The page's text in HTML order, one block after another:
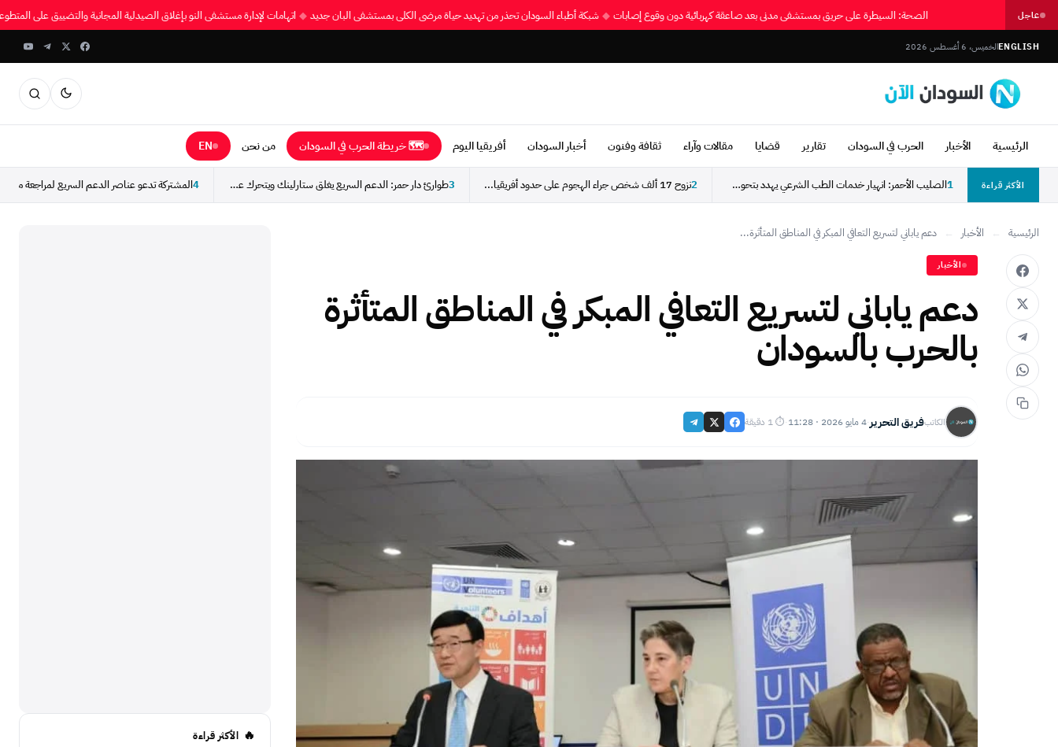
عاجل الصحة: السيطرة على حريق بمستشفى مدني بعد صاعقة كهربائية دون وقوع إصابات ◆ شبكة أطباء السودان تحذر من تهديد حياة مرضى الكلى بمستشفى البان جديد ◆ اتهامات لإدارة مستشفى النو بإغلاق الصيدلية المجانية والتضييق على
ENGLISHالخميس، 6 أغسطس 2026
الرئيسية الأخبار الحرب في السودان تقارير قضايا مقالات وآراء ثقافة وفنون أخبار السودان أفريقيا اليوم 🗺 خريطة الحرب في السودان من نحن EN
الأكثر قراءة 1 الصليب الأحمر: انهيار خدمات الطب الشرعي يهدد بتحول آلاف... 2نزوح 17 ألف شخص جراء الهجوم على حدود أفريقيا... 3 طوارئ دار حمر: الدعم السريع يغلق ستارلينك ويتحرك عسكرياً... 4
الرئيسية ← الأخبار ← دعم ياباني لتسريع التعافي المبكر في المناطق المتأثرة...
الأخبار
دعم ياباني لتسريع التعافي المبكر في المناطق المتأثرة
بالحرب بالسودان
الكاتبفريق التحرير·4 مايو 2026 · 11:28 ·⏱ 1 دقيقة
الأكثر قراءة